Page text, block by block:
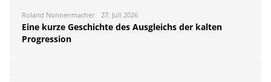
Roland Nonnenmacher 27. Juli 2026
Eine kurze Geschichte des Ausgleichs der kalten
Progression